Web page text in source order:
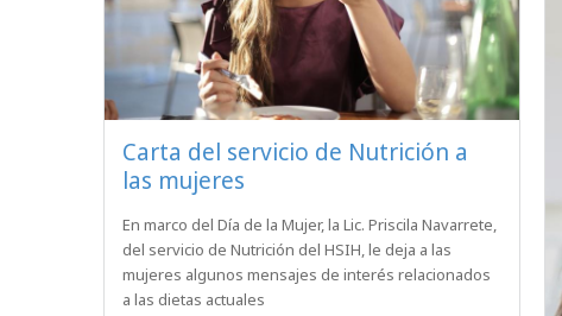
Carta del servicio de Nutrición a
las mujeres
En marco del Día de la Mujer, la Lic. Priscila Navarrete,
del servicio de Nutrición del HSIH, le deja a las
mujeres algunos mensajes de interés relacionados
a las dietas actuales